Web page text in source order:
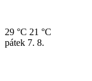
29 °C 21 °C
pátek 7. 8.